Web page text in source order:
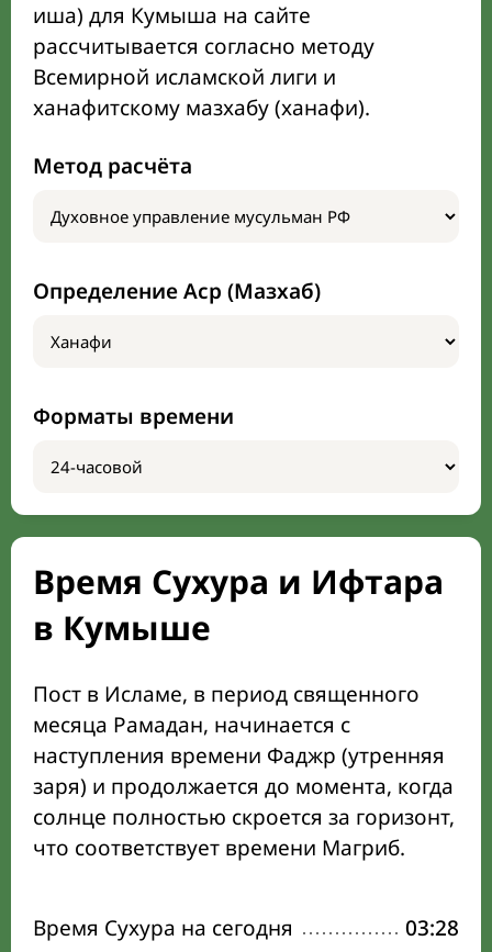
иша) для Кумыша на сайте
рассчитывается согласно методу
Всемирной исламской лиги и
ханафитскому мазхабу (ханафи).
Метод расчёта
Определение Аср (Мазхаб)
Форматы времени
Время Сухура и Ифтара
в Кумыше
Пост в Исламе, в период священного
месяца Рамадан, начинается с
наступления времени Фаджр (утренняя
заря) и продолжается до момента, когда
солнце полностью скроется за горизонт,
что соответствует времени Магриб.
Время Сухура на сегодня 03:28